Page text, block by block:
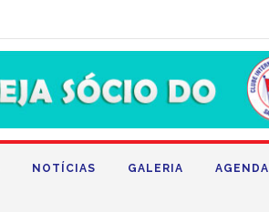
NOTÍCIAS GALERIA AGENDA